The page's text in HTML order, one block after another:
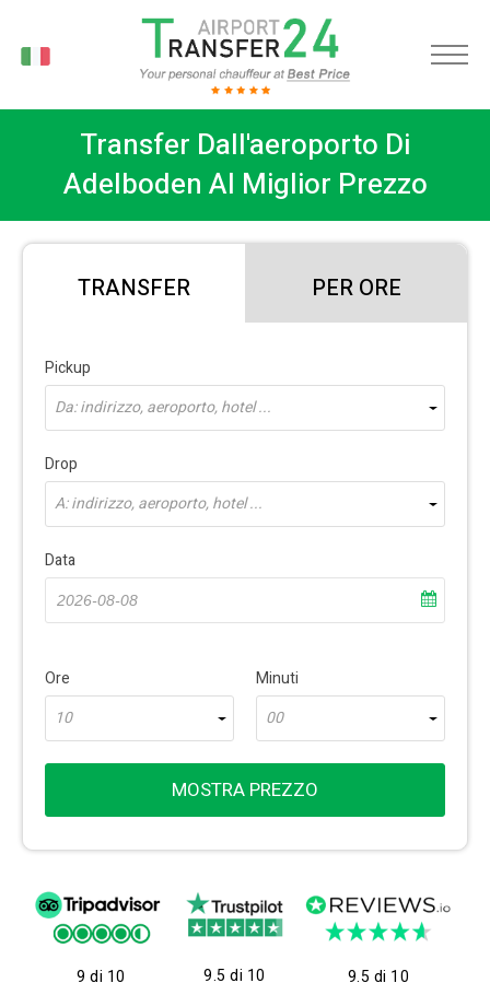
Transfer Dall'aeroporto Di
Adelboden Al Miglior Prezzo
TRANSFER PER ORE
Pickup
Da: indirizzo, aeroporto, hotel ...
Drop
A: indirizzo, aeroporto, hotel ...
Data
Ore
10
Minuti
00
MOSTRA PREZZO
9 di 10 9.5 di 10 9.5 di 10